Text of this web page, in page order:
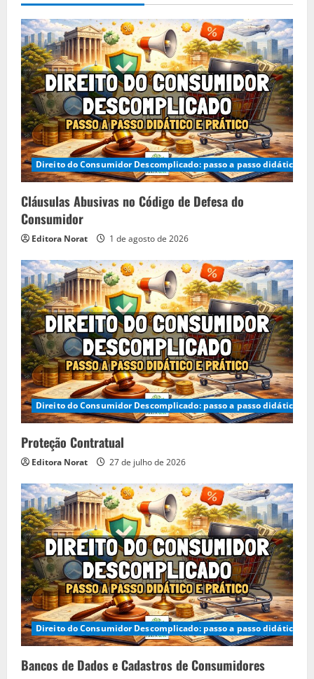
Direito do Consumidor Descomplicado: passo a passo didático e
Cláusulas Abusivas no Código de Defesa do
Consumidor
Editora Norat 1 de agosto de 2026
Direito do Consumidor Descomplicado: passo a passo didático e
Proteção Contratual
Editora Norat 27 de julho de 2026
Direito do Consumidor Descomplicado: passo a passo didático e
Bancos de Dados e Cadastros de Consumidores